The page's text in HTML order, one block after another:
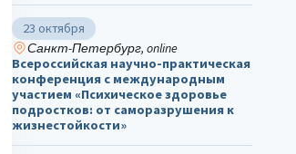
23 октября
Санкт-Петербург, online
Всероссийская научно-практическая
конференция с международным
участием «Психическое здоровье
подростков: от саморазрушения к
жизнестойкости»